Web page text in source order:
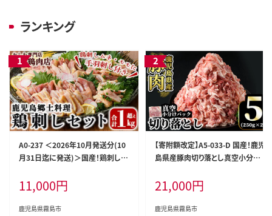
ランキング
A0-237 ＜2026年10月発送分(10
月31日迄に発送)＞国産！鶏刺しセ
油たれ付き【坂留鶏肉店】霧島市 鳥
刺し たたき 鶏肉 鳥肉
11,000円
鹿児島県霧島市
【寄附額改定】A5-033-D 国産！鹿児
島県産豚肉切り落とし真空小分け
島市 肉 豚肉 切り落とし 小分け 真
空パック 切落し
21,000円
鹿児島県霧島市